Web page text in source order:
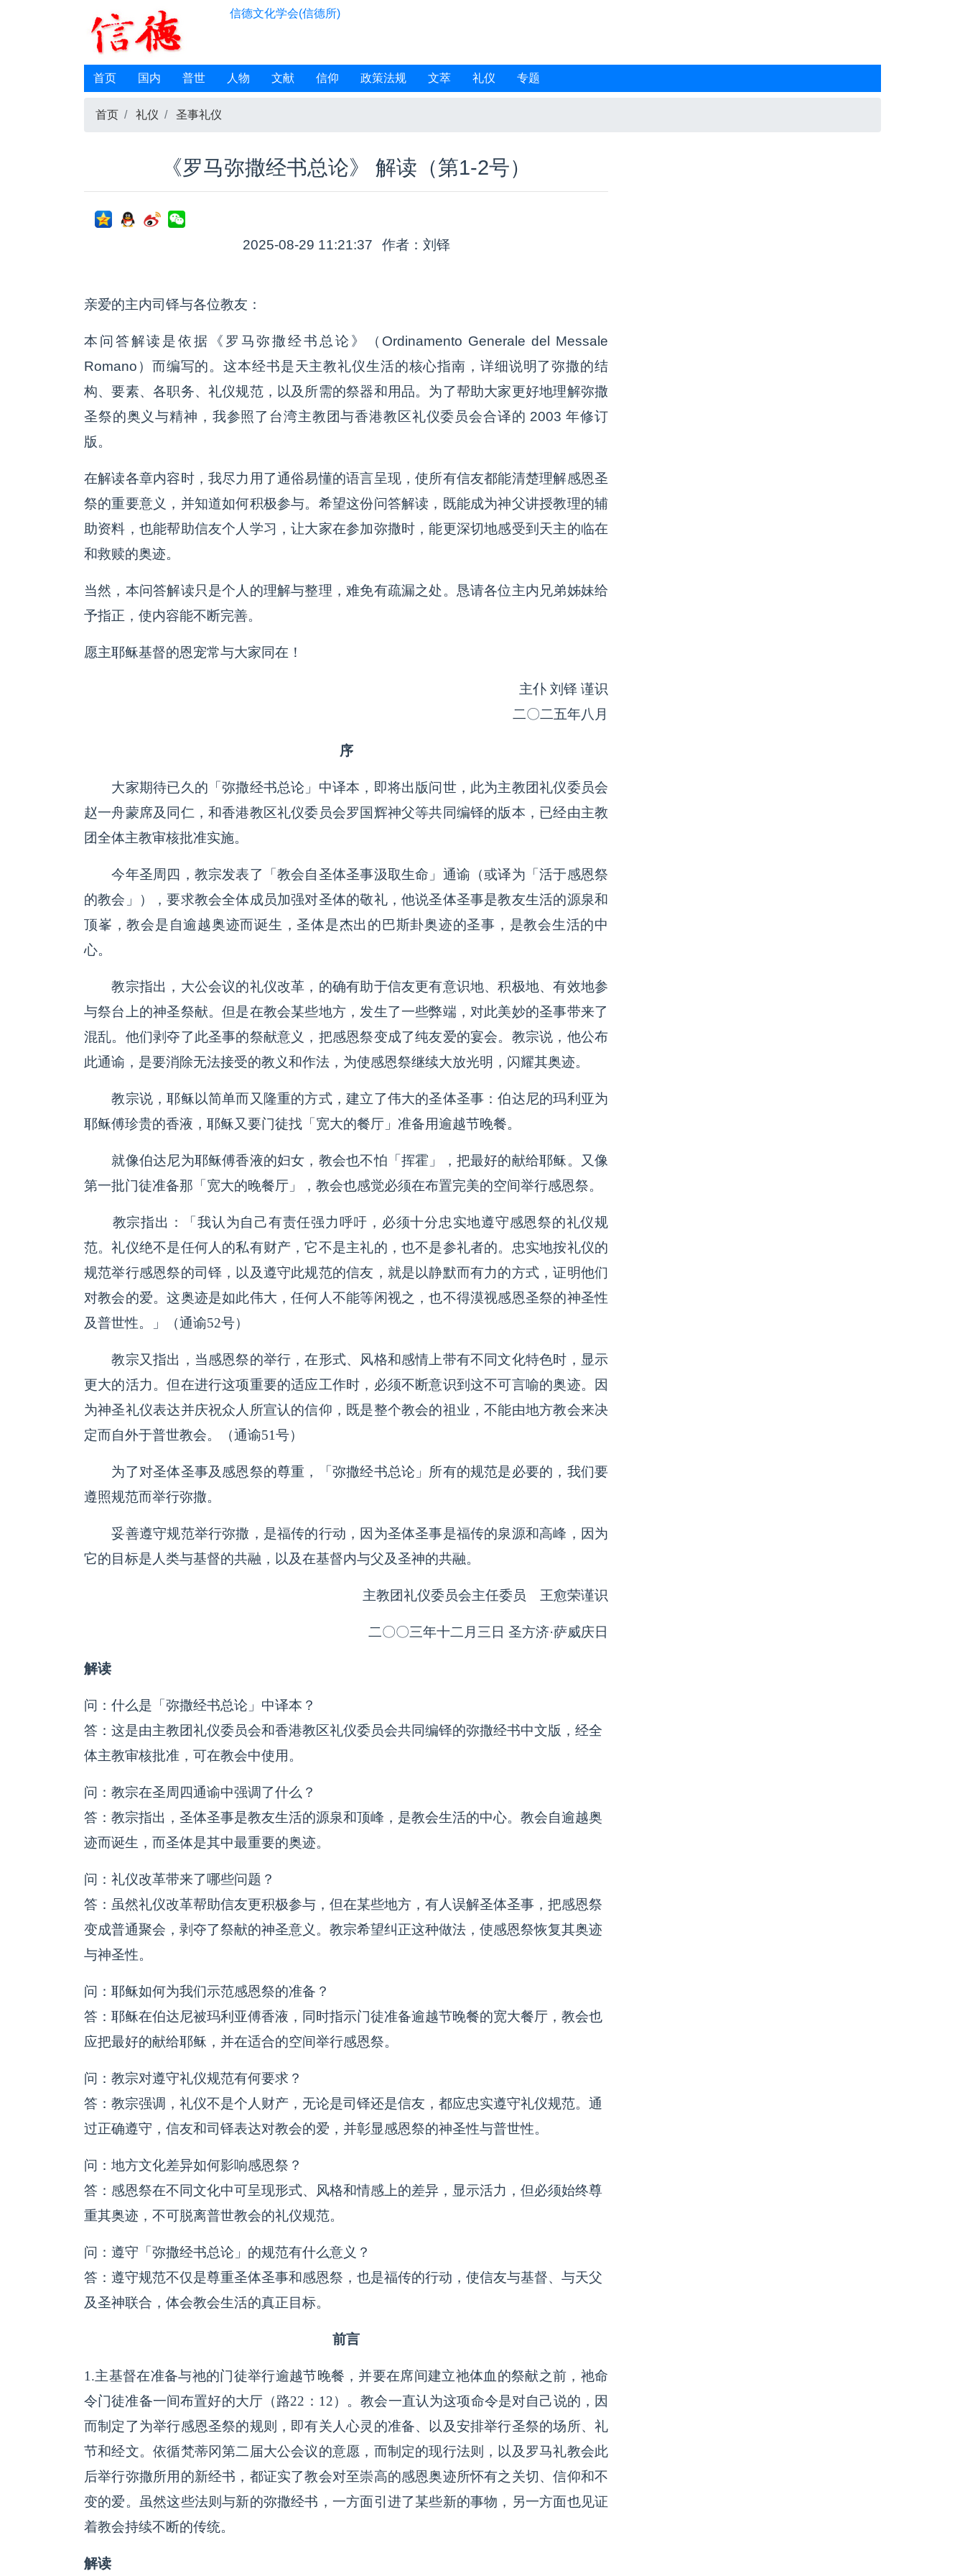
信德文化学会(信德所)
首页 国内 普世 人物 文献 信仰 政策法规 文萃 礼仪 专题
首页 礼仪 圣事礼仪
《罗马弥撒经书总论》 解读（第1-2号）
2025-08-29 11:21:37 作者：刘铎
亲爱的主内司铎与各位教友：
本问答解读是依据《罗马弥撒经书总论》（Ordinamento Generale del Messale
Romano）而编写的。这本经书是天主教礼仪生活的核心指南，详细说明了弥撒的结
构、要素、各职务、礼仪规范，以及所需的祭器和用品。为了帮助大家更好地理解弥撒
圣祭的奥义与精神，我参照了台湾主教团与香港教区礼仪委员会合译的 2003 年修订
版。
在解读各章内容时，我尽力用了通俗易懂的语言呈现，使所有信友都能清楚理解感恩圣
祭的重要意义，并知道如何积极参与。希望这份问答解读，既能成为神父讲授教理的辅
助资料，也能帮助信友个人学习，让大家在参加弥撒时，能更深切地感受到天主的临在
和救赎的奥迹。
当然，本问答解读只是个人的理解与整理，难免有疏漏之处。恳请各位主内兄弟姊妹给
予指正，使内容能不断完善。
愿主耶稣基督的恩宠常与大家同在！
主仆 刘铎 谨识
二〇二五年八月
序
大家期待已久的「弥撒经书总论」中译本，即将出版问世，此为主教团礼仪委员会
赵一舟蒙席及同仁，和香港教区礼仪委员会罗国辉神父等共同编铎的版本，已经由主教
团全体主教审核批准实施。
今年圣周四，教宗发表了「教会自圣体圣事汲取生命」通谕（或译为「活于感恩祭
的教会」），要求教会全体成员加强对圣体的敬礼，他说圣体圣事是教友生活的源泉和
顶峯，教会是自逾越奥迹而诞生，圣体是杰出的巴斯卦奥迹的圣事，是教会生活的中
心。
教宗指出，大公会议的礼仪改革，的确有助于信友更有意识地、积极地、有效地参
与祭台上的神圣祭献。但是在教会某些地方，发生了一些弊端，对此美妙的圣事带来了
混乱。他们剥夺了此圣事的祭献意义，把感恩祭变成了纯友爱的宴会。教宗说，他公布
此通谕，是要消除无法接受的教义和作法，为使感恩祭继续大放光明，闪耀其奥迹。
教宗说，耶稣以简单而又隆重的方式，建立了伟大的圣体圣事：伯达尼的玛利亚为
耶稣傅珍贵的香液，耶稣又要门徒找「宽大的餐厅」准备用逾越节晚餐。
就像伯达尼为耶稣傅香液的妇女，教会也不怕「挥霍」，把最好的献给耶稣。又像
第一批门徒准备那「宽大的晚餐厅」，教会也感觉必须在布置完美的空间举行感恩祭。
教宗指出：「我认为自己有责任强力呼吁，必须十分忠实地遵守感恩祭的礼仪规
范。礼仪绝不是任何人的私有财产，它不是主礼的，也不是参礼者的。忠实地按礼仪的
规范举行感恩祭的司铎，以及遵守此规范的信友，就是以静默而有力的方式，证明他们
对教会的爱。这奥迹是如此伟大，任何人不能等闲视之，也不得漠视感恩圣祭的神圣性
及普世性。」（通谕52号）
教宗又指出，当感恩祭的举行，在形式、风格和感情上带有不同文化特色时，显示
更大的活力。但在进行这项重要的适应工作时，必须不断意识到这不可言喻的奥迹。因
为神圣礼仪表达并庆祝众人所宣认的信仰，既是整个教会的祖业，不能由地方教会来决
定而自外于普世教会。（通谕51号）
为了对圣体圣事及感恩祭的尊重，「弥撒经书总论」所有的规范是必要的，我们要
遵照规范而举行弥撒。
妥善遵守规范举行弥撒，是福传的行动，因为圣体圣事是福传的泉源和高峰，因为
它的目标是人类与基督的共融，以及在基督内与父及圣神的共融。
主教团礼仪委员会主任委员 王愈荣谨识
二〇〇三年十二月三日 圣方济·萨威庆日
解读
问：什么是「弥撒经书总论」中译本？
答：这是由主教团礼仪委员会和香港教区礼仪委员会共同编铎的弥撒经书中文版，经全
体主教审核批准，可在教会中使用。
问：教宗在圣周四通谕中强调了什么？
答：教宗指出，圣体圣事是教友生活的源泉和顶峰，是教会生活的中心。教会自逾越奥
迹而诞生，而圣体是其中最重要的奥迹。
问：礼仪改革带来了哪些问题？
答：虽然礼仪改革帮助信友更积极参与，但在某些地方，有人误解圣体圣事，把感恩祭
变成普通聚会，剥夺了祭献的神圣意义。教宗希望纠正这种做法，使感恩祭恢复其奥迹
与神圣性。
问：耶稣如何为我们示范感恩祭的准备？
答：耶稣在伯达尼被玛利亚傅香液，同时指示门徒准备逾越节晚餐的宽大餐厅，教会也
应把最好的献给耶稣，并在适合的空间举行感恩祭。
问：教宗对遵守礼仪规范有何要求？
答：教宗强调，礼仪不是个人财产，无论是司铎还是信友，都应忠实遵守礼仪规范。通
过正确遵守，信友和司铎表达对教会的爱，并彰显感恩祭的神圣性与普世性。
问：地方文化差异如何影响感恩祭？
答：感恩祭在不同文化中可呈现形式、风格和情感上的差异，显示活力，但必须始终尊
重其奥迹，不可脱离普世教会的礼仪规范。
问：遵守「弥撒经书总论」的规范有什么意义？
答：遵守规范不仅是尊重圣体圣事和感恩祭，也是福传的行动，使信友与基督、与天父
及圣神联合，体会教会生活的真正目标。
前言
1.主基督在准备与祂的门徒举行逾越节晚餐，并要在席间建立祂体血的祭献之前，祂命
令门徒准备一间布置好的大厅（路22：12）。教会一直认为这项命令是对自己说的，因
而制定了为举行感恩圣祭的规则，即有关人心灵的准备、以及安排举行圣祭的场所、礼
节和经文。依循梵蒂冈第二届大公会议的意愿，而制定的现行法则，以及罗马礼教会此
后举行弥撒所用的新经书，都证实了教会对至崇高的感恩奥迹所怀有之关切、信仰和不
变的爱。虽然这些法则与新的弥撒经书，一方面引进了某些新的事物，另一方面也见证
着教会持续不断的传统。
解读